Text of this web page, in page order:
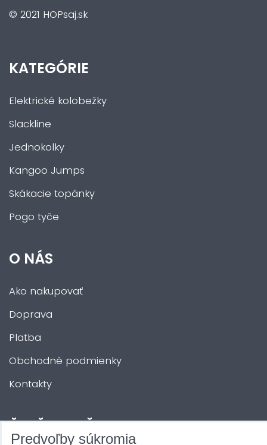
© 2021 HOPsaj.sk
KATEGÓRIE
Elektrické kolobežky
Slackline
Jednokolky
Kangoo Jumps
Skákacie topánky
Pogo tyče
O NÁS
Ako nakupovať
Doprava
Platba
Obchodné podmienky
Kontakty
ĎALŠIE SLUŽBY
Predvoľby súkromia